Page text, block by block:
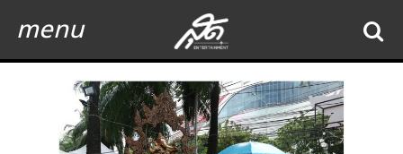
menu